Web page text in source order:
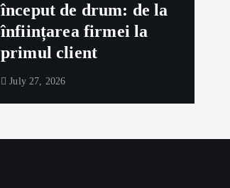
început de drum: de la
înființarea firmei la
primul client
July 27, 2026